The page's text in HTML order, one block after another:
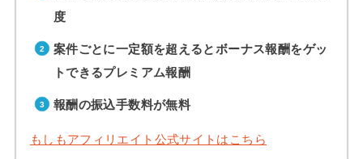
度
案件ごとに一定額を超えるとボーナス報酬をゲッ
トできるプレミアム報酬
報酬の振込手数料が無料
もしもアフィリエイト公式サイトはこちら